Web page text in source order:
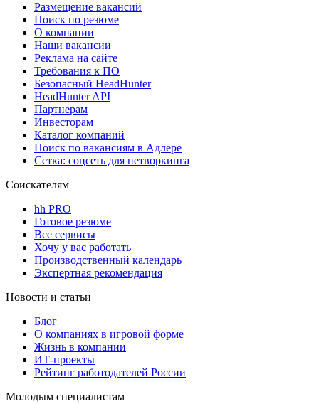
Размещение вакансий
Поиск по резюме
О компании
Наши вакансии
Реклама на сайте
Требования к ПО
Безопасный HeadHunter
HeadHunter API
Партнерам
Инвесторам
Каталог компаний
Поиск по вакансиям в Адлере
Сетка: соцсеть для нетворкинга
Соискателям
hh PRO
Готовое резюме
Все сервисы
Хочу у вас работать
Производственный календарь
Экспертная рекомендация
Новости и статьи
Блог
О компаниях в игровой форме
Жизнь в компании
ИТ-проекты
Рейтинг работодателей России
Молодым специалистам